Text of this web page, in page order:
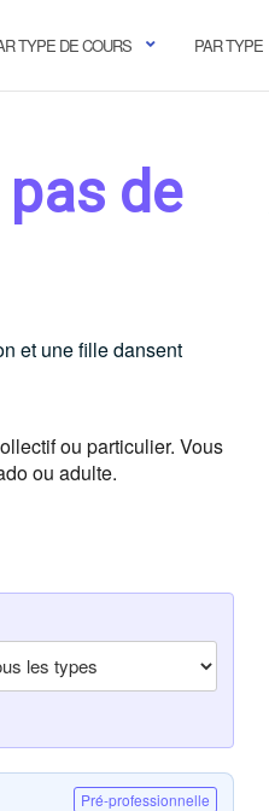
TYPE DE COURS PAR TYPE
de
et une fille dansent
ou particulier. Vous
ou adulte.
Pré-professionnelle